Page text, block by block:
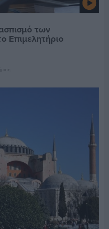
των
Επιμελητήριο